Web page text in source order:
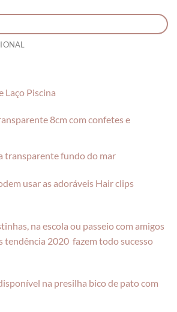
Laço Piscina
8cm com confetes e
transparente fundo do mar
usar as adoráveis Hair clips
na escola ou passeio com amigos
tendência 2020 fazem todo sucesso
na presilha bico de pato com